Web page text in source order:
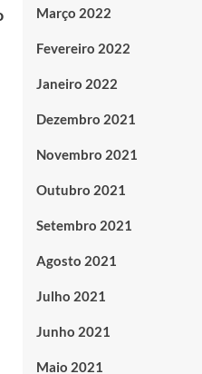
Março 2022
Fevereiro 2022
Janeiro 2022
Dezembro 2021
Novembro 2021
Outubro 2021
Setembro 2021
Agosto 2021
Julho 2021
Junho 2021
Maio 2021